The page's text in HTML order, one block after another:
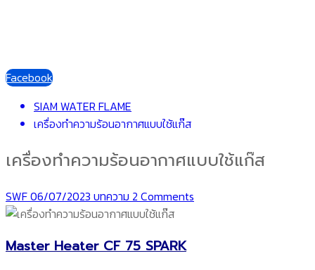
Facebook
SIAM WATER FLAME
เครื่องทำความร้อนอากาศแบบใช้แก๊ส
เครื่องทำความร้อนอากาศแบบใช้แก๊ส
SWF06/07/2023 บทความ 2 Comments
Master Heater CF 75 SPARK